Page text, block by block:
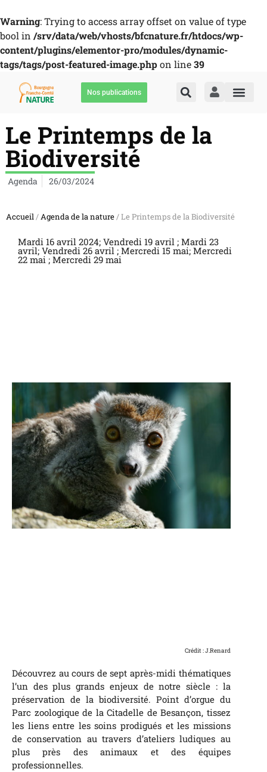
Warning: Trying to access array offset on value of type
bool in /srv/data/web/vhosts/bfcnature.fr/htdocs/wp-
content/plugins/elementor-pro/modules/dynamic-
tags/tags/post-featured-image.phpon line39
Nos publications
Le Printemps de la
Biodiversité
Agenda 26/03/2024
Accueil/Agenda de la nature/ Le Printemps de la Biodiversité
Mardi 16 avril 2024; Vendredi 19 avril ; Mardi 23
avril; Vendredi 26 avril ; Mercredi 15 mai; Mercredi
22 mai ; Mercredi 29 mai
Crédit : J.Renard
Découvrez au cours de sept après-midi thématiques
l’un des plus grands enjeux de notre siècle : la
préservation de la biodiversité. Point d’orgue du
Parc zoologique de la Citadelle de Besançon, tissez
les liens entre les soins prodigués et les missions
de conservation au travers d’ateliers ludiques au
plus près des animaux et des équipes
professionnelles.